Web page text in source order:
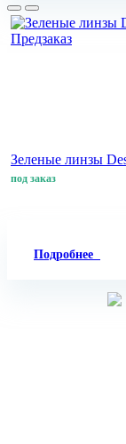
Предзаказ
Зеленые линзы
под заказ
Подробнее